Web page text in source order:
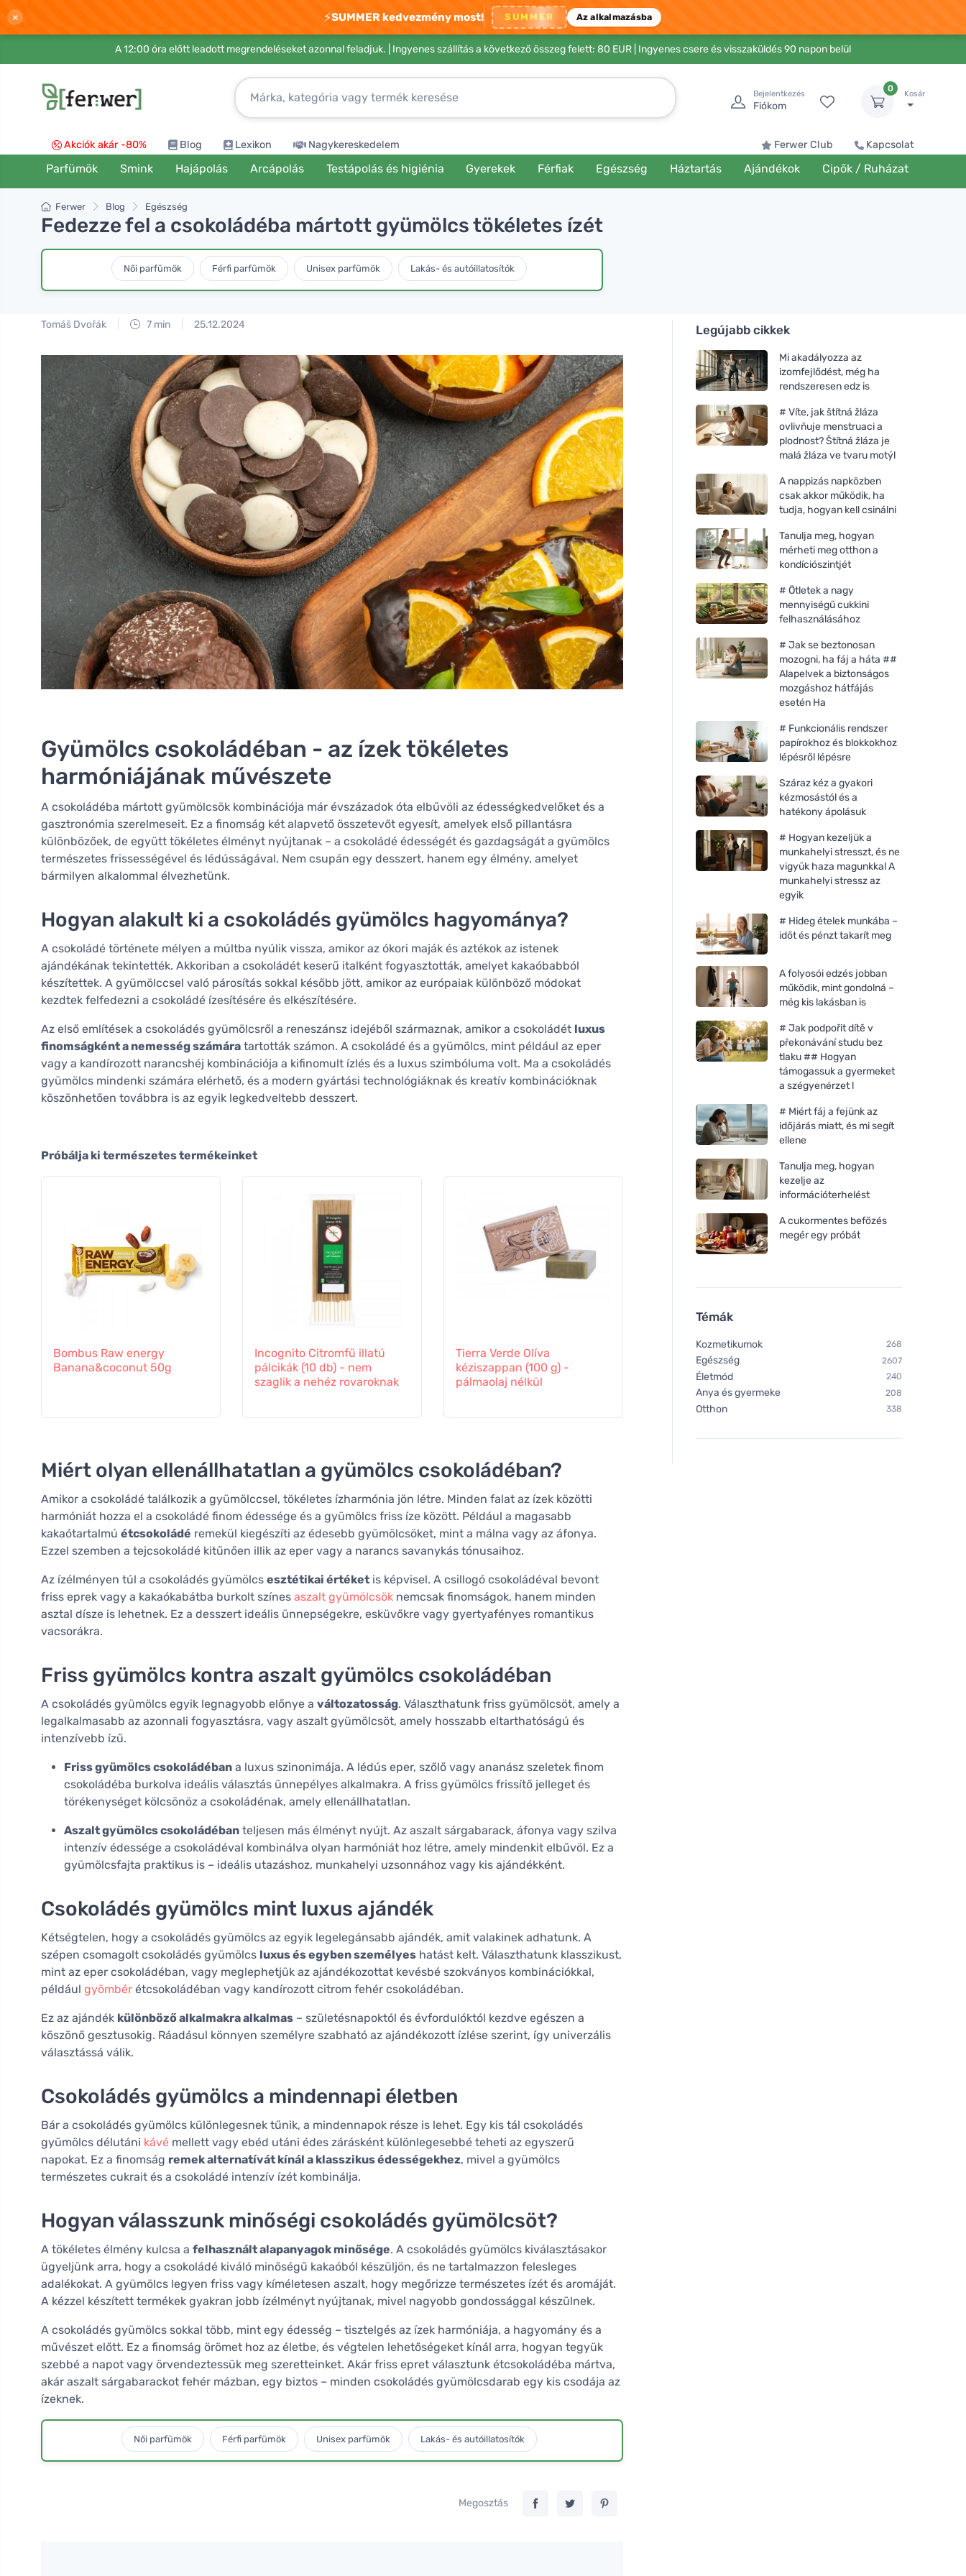
× ⚡SUMMER kedvezmény most! SUMMER Az alkalmazásba
A 12:00 óra előtt leadott megrendeléseket azonnal feladjuk. | Ingyenes szállítás a következő összeg felett: 80 EUR | Ingyenes csere és visszaküldés 90 napon belül
Bejelentkezés
Fiókom
0
Kosár
Akciók akár -80% Blog Lexikon Nagykereskedelem Ferwer Club Kapcsolat
Parfümök Smink Hajápolás Arcápolás Testápolás és higiénia Gyerekek Férfiak Egészség Háztartás Ajándékok Cipők / Ruházat
Ferwer Blog Egészség
Fedezze fel a csokoládéba mártott gyümölcs tökéletes ízét
Női parfümök Férfi parfümök Unisex parfümök Lakás- és autóillatosítók
Tomáš Dvořák 7 min 25.12.2024
Gyümölcs csokoládéban - az ízek tökéletes
harmóniájának művészete
A csokoládéba mártott gyümölcsök kombinációja már évszázadok óta elbűvöli az édességkedvelőket és a
gasztronómia szerelmeseit. Ez a finomság két alapvető összetevőt egyesít, amelyek első pillantásra
különbözőek, de együtt tökéletes élményt nyújtanak – a csokoládé édességét és gazdagságát a gyümölcs
természetes frissességével és lédússágával. Nem csupán egy desszert, hanem egy élmény, amelyet
bármilyen alkalommal élvezhetünk.
Hogyan alakult ki a csokoládés gyümölcs hagyománya?
A csokoládé története mélyen a múltba nyúlik vissza, amikor az ókori maják és aztékok az istenek
ajándékának tekintették. Akkoriban a csokoládét keserű italként fogyasztották, amelyet kakaóbabból
készítettek. A gyümölccsel való párosítás sokkal később jött, amikor az európaiak különböző módokat
kezdtek felfedezni a csokoládé ízesítésére és elkészítésére.
Az első említések a csokoládés gyümölcsről a reneszánsz idejéből származnak, amikor a csokoládét luxus
finomságként a nemesség számára tartották számon. A csokoládé és a gyümölcs, mint például az eper
vagy a kandírozott narancshéj kombinációja a kifinomult ízlés és a luxus szimbóluma volt. Ma a csokoládés
gyümölcs mindenki számára elérhető, és a modern gyártási technológiáknak és kreatív kombinációknak
köszönhetően továbbra is az egyik legkedveltebb desszert.
Próbálja ki természetes termékeinket
Bombus Raw energy
Banana&coconut 50g
Incognito Citromfű illatú
pálcikák (10 db) - nem
szaglik a nehéz rovaroknak
Tierra Verde Olíva
kéziszappan (100 g) -
pálmaolaj nélkül
Hugo Boss Hugo Boss Hugo
Just Different toaletní voda
pro muže
Peanut&dates 50g
Miért olyan ellenállhatatlan a gyümölcs csokoládéban?
Amikor a csokoládé találkozik a gyümölccsel, tökéletes ízharmónia jön létre. Minden falat az ízek közötti
harmóniát hozza el a csokoládé finom édessége és a gyümölcs friss íze között. Például a magasabb
kakaótartalmú étcsokoládé remekül kiegészíti az édesebb gyümölcsöket, mint a málna vagy az áfonya.
Ezzel szemben a tejcsokoládé kitűnően illik az eper vagy a narancs savanykás tónusaihoz.
Az ízélményen túl a csokoládés gyümölcs esztétikai értéket is képvisel. A csillogó csokoládéval bevont
friss eprek vagy a kakaókabátba burkolt színes aszalt gyümölcsök nemcsak finomságok, hanem minden
asztal dísze is lehetnek. Ez a desszert ideális ünnepségekre, esküvőkre vagy gyertyafényes romantikus
vacsorákra.
Friss gyümölcs kontra aszalt gyümölcs csokoládéban
A csokoládés gyümölcs egyik legnagyobb előnye a változatosság. Választhatunk friss gyümölcsöt, amely a
legalkalmasabb az azonnali fogyasztásra, vagy aszalt gyümölcsöt, amely hosszabb eltarthatóságú és
intenzívebb ízű.
Friss gyümölcs csokoládéban a luxus szinonimája. A lédús eper, szőlő vagy ananász szeletek finom
csokoládéba burkolva ideális választás ünnepélyes alkalmakra. A friss gyümölcs frissítő jelleget és
törékenységet kölcsönöz a csokoládénak, amely ellenállhatatlan.
Aszalt gyümölcs csokoládéban teljesen más élményt nyújt. Az aszalt sárgabarack, áfonya vagy szilva
intenzív édessége a csokoládéval kombinálva olyan harmóniát hoz létre, amely mindenkit elbűvöl. Ez a
gyümölcsfajta praktikus is – ideális utazáshoz, munkahelyi uzsonnához vagy kis ajándékként.
Csokoládés gyümölcs mint luxus ajándék
Kétségtelen, hogy a csokoládés gyümölcs az egyik legelegánsabb ajándék, amit valakinek adhatunk. A
szépen csomagolt csokoládés gyümölcs luxus és egyben személyes hatást kelt. Választhatunk klasszikust,
mint az eper csokoládéban, vagy meglephetjük az ajándékozottat kevésbé szokványos kombinációkkal,
például gyömbér étcsokoládéban vagy kandírozott citrom fehér csokoládéban.
Ez az ajándék különböző alkalmakra alkalmas – születésnapoktól és évfordulóktól kezdve egészen a
köszönő gesztusokig. Ráadásul könnyen személyre szabható az ajándékozott ízlése szerint, így univerzális
választássá válik.
Csokoládés gyümölcs a mindennapi életben
Bár a csokoládés gyümölcs különlegesnek tűnik, a mindennapok része is lehet. Egy kis tál csokoládés
gyümölcs délutáni kávé mellett vagy ebéd utáni édes zárásként különlegesebbé teheti az egyszerű
napokat. Ez a finomság remek alternatívát kínál a klasszikus édességekhez, mivel a gyümölcs
természetes cukrait és a csokoládé intenzív ízét kombinálja.
Hogyan válasszunk minőségi csokoládés gyümölcsöt?
A tökéletes élmény kulcsa a felhasznált alapanyagok minősége. A csokoládés gyümölcs kiválasztásakor
ügyeljünk arra, hogy a csokoládé kiváló minőségű kakaóból készüljön, és ne tartalmazzon felesleges
adalékokat. A gyümölcs legyen friss vagy kíméletesen aszalt, hogy megőrizze természetes ízét és aromáját.
A kézzel készített termékek gyakran jobb ízélményt nyújtanak, mivel nagyobb gondossággal készülnek.
A csokoládés gyümölcs sokkal több, mint egy édesség – tisztelgés az ízek harmóniája, a hagyomány és a
művészet előtt. Ez a finomság örömet hoz az életbe, és végtelen lehetőségeket kínál arra, hogyan tegyük
szebbé a napot vagy örvendeztessük meg szeretteinket. Akár friss epret választunk étcsokoládéba mártva,
akár aszalt sárgabarackot fehér mázban, egy biztos – minden csokoládés gyümölcsdarab egy kis csodája az
ízeknek.
Női parfümök Férfi parfümök Unisex parfümök Lakás- és autóillatosítók
Megosztás
Legújabb cikkek
Mi akadályozza az
izomfejlődést, még ha
rendszeresen edz is
# Víte, jak štítná žláza
ovlivňuje menstruaci a
plodnost? Štítná žláza je
malá žláza ve tvaru motýl
A nappizás napközben
csak akkor működik, ha
tudja, hogyan kell csinálni
Tanulja meg, hogyan
mérheti meg otthon a
kondíciószintjét
# Ötletek a nagy
mennyiségű cukkini
felhasználásához
# Jak se beztonosan
mozogni, ha fáj a háta ##
Alapelvek a biztonságos
mozgáshoz hátfájás
esetén Ha
# Funkcionális rendszer
papírokhoz és blokkokhoz
lépésről lépésre
Száraz kéz a gyakori
kézmosástól és a
hatékony ápolásuk
# Hogyan kezeljük a
munkahelyi stresszt, és ne
vigyük haza magunkkal A
munkahelyi stressz az
egyik
# Hideg ételek munkába –
időt és pénzt takarít meg
A folyosói edzés jobban
működik, mint gondolná –
még kis lakásban is
# Jak podpořit dítě v
překonávání studu bez
tlaku ## Hogyan
támogassuk a gyermeket
a szégyenérzet l
# Miért fáj a fejünk az
időjárás miatt, és mi segít
ellene
Tanulja meg, hogyan
kezelje az
információterhelést
A cukormentes befőzés
megér egy próbát
Témák
Kozmetikumok 268
Egészség 2607
Életmód 240
Anya és gyermeke 208
Otthon 338